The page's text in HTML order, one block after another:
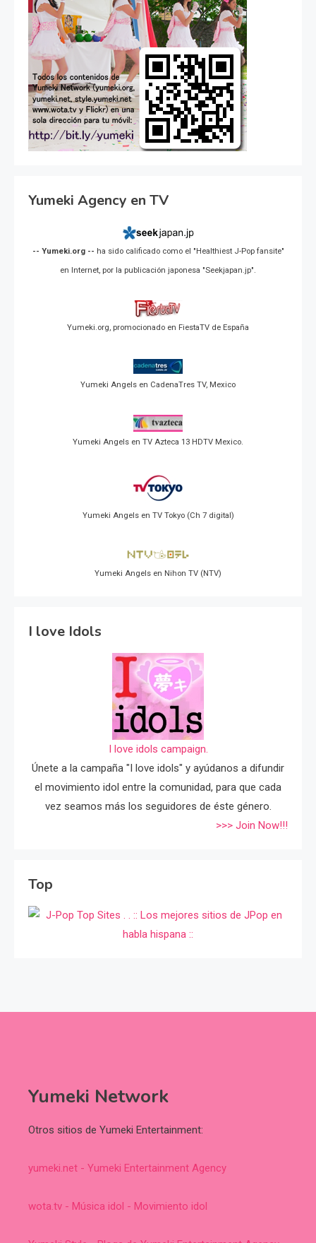
Yumeki Agency en TV
-- Yumeki.org -- ha sido calificado como el "Healthiest J-Pop fansite"
en Internet, por la publicación japonesa "Seekjapan.jp".
Yumeki.org, promocionado en FiestaTV de España
Yumeki Angels en CadenaTres TV, Mexico
Yumeki Angels en TV Azteca 13 HDTV Mexico.
Yumeki Angels en TV Tokyo (Ch 7 digital)
Yumeki Angels en Nihon TV (NTV)
I love Idols
I love idols campaign.
Únete a la campaña "I love idols" y ayúdanos a difundir
el movimiento idol entre la comunidad, para que cada
vez seamos más los seguidores de éste género.
>>> Join Now!!!
Top
Yumeki Network
Otros sitios de Yumeki Entertainment:
yumeki.net - Yumeki Entertainment Agency
wota.tv - Música idol - Movimiento idol